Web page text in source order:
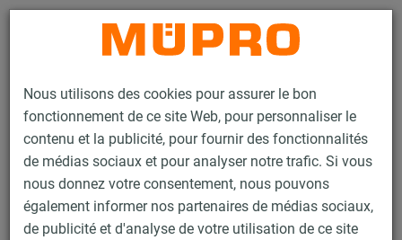
Nous utilisons des cookies pour assurer le bon
fonctionnement de ce site Web, pour personnaliser le
contenu et la publicité, pour fournir des fonctionnalités
de médias sociaux et pour analyser notre trafic. Si vous
nous donnez votre consentement, nous pouvons
également informer nos partenaires de médias sociaux,
de publicité et d'analyse de votre utilisation de ce site
Contact
Produits Technique de fixation
Rails d'installation
Profil StaboFix®